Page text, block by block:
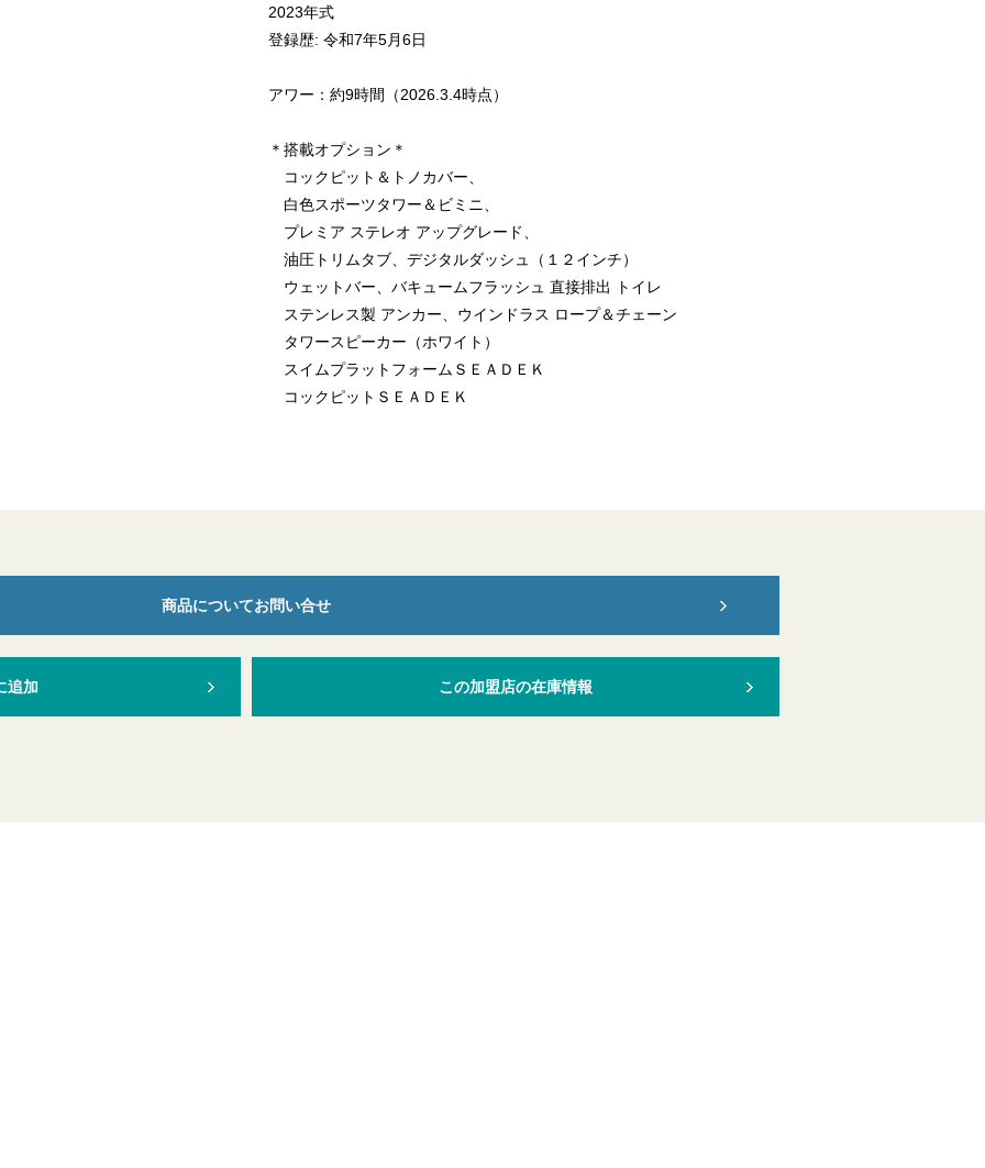
2023年式
登録歴: 令和7年5月6日
アワー：約9時間（2026.3.4時点）
＊搭載オプション＊
コックピット＆トノカバー、
白色スポーツタワー＆ビミニ、
プレミア ステレオ アップグレード、
油圧トリムタブ、デジタルダッシュ（１２インチ）
ウェットバー、バキュームフラッシュ 直接排出 トイレ
ステンレス製 アンカー、ウインドラス ロープ＆チェーン
タワースピーカー（ホワイト）
スイムプラットフォームＳＥＡＤＥＫ
コックピットＳＥＡＤＥＫ
商品についてお問い合せ
追加 この加盟店の在庫情報